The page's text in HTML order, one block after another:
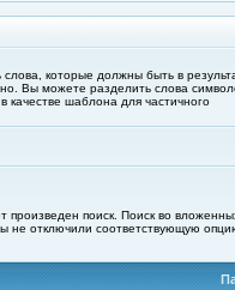
слова, которые должны быть в
Вы можете разделить слова
в качестве шаблона для частичного
поиск. Поиск во
не отключили соответствующую